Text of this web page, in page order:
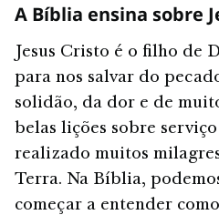
A Bíblia ensina sobre
Jesus Cristo é o filho de
para nos salvar do
solidão, da dor e de
belas lições sobre
realizado muitos
Terra. Na Bíblia,
começar a entender